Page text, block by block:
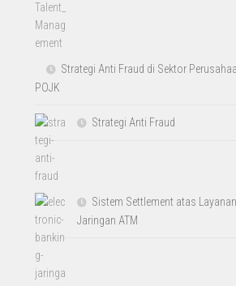
Strategi Anti Fraud di Sektor
POJK
Strategi Anti Fraud
Sistem Settlement atas
Jaringan ATM